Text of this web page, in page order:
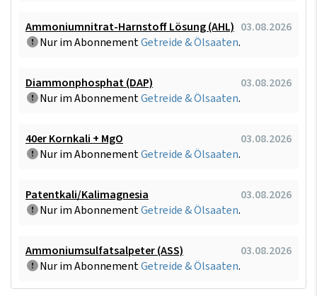
Ammoniumnitrat-Harnstoff Lösung (AHL) 03.08.2026
Nur im AbonnementGetreide & Ölsaaten.
Diammonphosphat (DAP)
03.08.2026
Nur im AbonnementGetreide & Ölsaaten.
40er Kornkali + MgO
03.08.2026
Nur im AbonnementGetreide & Ölsaaten.
Patentkali/Kalimagnesia
03.08.2026
Nur im AbonnementGetreide & Ölsaaten.
Ammoniumsulfatsalpeter (ASS)
03.08.2026
Nur im AbonnementGetreide & Ölsaaten.